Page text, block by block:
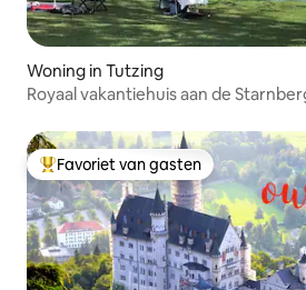
Woning in Tutzing
Royaal vakantiehuis aan de
Topfavoriet van gasten
Favoriet van gasten